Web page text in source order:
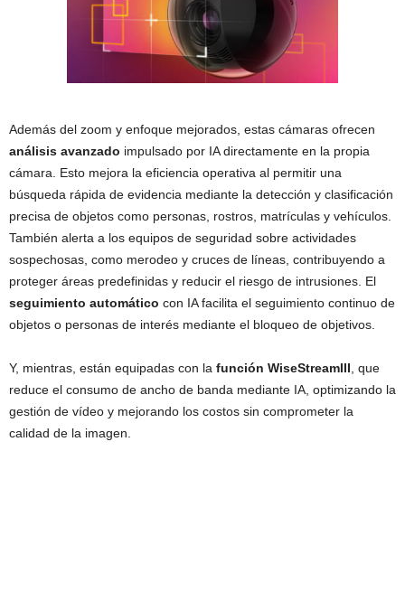
Además del zoom y enfoque mejorados, estas cámaras ofrecen
análisis avanzado impulsado por IA directamente en la propia
cámara. Esto mejora la eficiencia operativa al permitir una
búsqueda rápida de evidencia mediante la detección y clasificación
precisa de objetos como personas, rostros, matrículas y vehículos.
También alerta a los equipos de seguridad sobre actividades
sospechosas, como merodeo y cruces de líneas, contribuyendo a
proteger áreas predefinidas y reducir el riesgo de intrusiones. El
seguimiento automático con IA facilita el seguimiento continuo de
objetos o personas de interés mediante el bloqueo de objetivos.
Y, mientras, están equipadas con la función WiseStreamIII , que
reduce el consumo de ancho de banda mediante IA, optimizando la
gestión de vídeo y mejorando los costos sin comprometer la
calidad de la imagen.